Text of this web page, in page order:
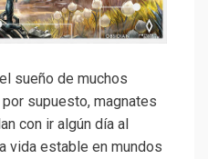
sueño de muchos
supuesto, magnates
con ir algún día al
vida estable en mundos